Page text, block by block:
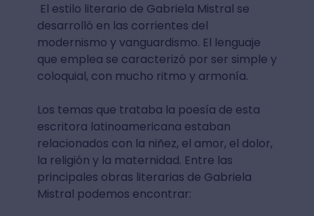
El estilo literario de Gabriela Mistral se
desarrolló en las corrientes del
modernismo y vanguardismo. El lenguaje
que emplea se caracterizó por ser simple y
coloquial, con mucho ritmo y armonía.
Los temas que trataba la poesía de esta
escritora latinoamericana estaban
relacionados con la niñez, el amor, el dolor,
la religión y la maternidad. Entre las
principales obras literarias de Gabriela
Mistral podemos encontrar: